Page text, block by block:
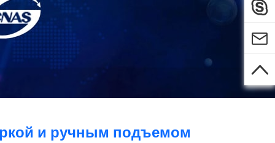
и ручным подъемом


